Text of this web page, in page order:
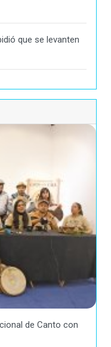
que se levanten
de Canto con